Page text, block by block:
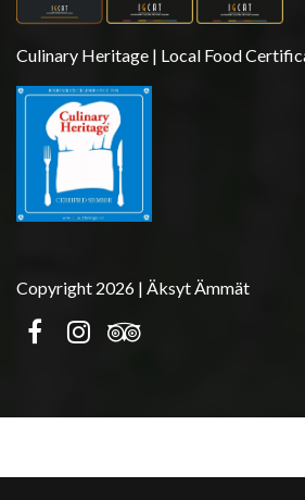
Culinary Heritage | Local Food
Copyright 2026 | Äksyt Ämmät